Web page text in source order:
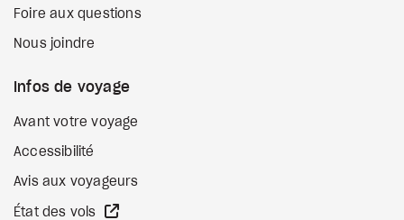
Foire aux questions
Nous joindre
Infos de voyage
Avant votre voyage
Accessibilité
Avis aux voyageurs
État des vols